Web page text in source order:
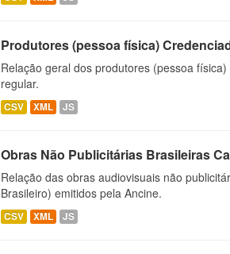
Produtores (pessoa física)
Relação geral dos produtores (pessoa
regular.
CSV XML JS
Obras Não Publicitárias Brasileiras
Relação das obras audiovisuais não
Brasileiro) emitidos pela Ancine.
CSV XML JS